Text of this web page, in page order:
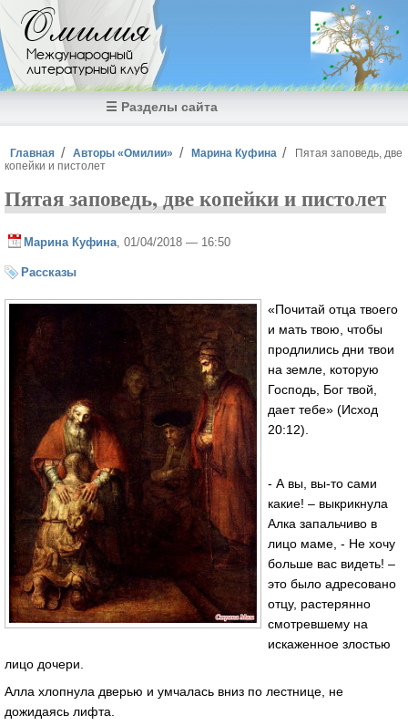
Перейти к основному содержанию
Омилия
Международный
литературный клуб
☰ Разделы сайта
Вы здесь
Главная Авторы «Омилии» Марина Куфина
Пятая заповедь, две
копейки и пистолет
Пятая заповедь, две копейки и пистолет
Марина Куфина , 01/04/2018 — 16:50
Рассказы
«Почитай отца твоего
и мать твою, чтобы
продлились дни твои
на земле, которую
Господь, Бог твой,
дает тебе» (Исход
20:12).
- А вы, вы-то сами
какие! – выкрикнула
Алка запальчиво в
лицо маме, - Не хочу
больше вас видеть! –
это было адресовано
отцу, растерянно
смотревшему на
искаженное злостью
лицо дочери.
Алла хлопнула дверью и умчалась вниз по лестнице, не
дожидаясь лифта.